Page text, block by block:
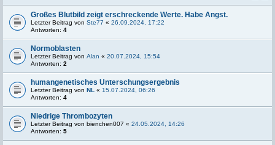
Großes Blutbild zeigt erschreckende Werte. Habe Angst.
Letzter Beitrag von Ste77 « 26.09.2024, 17:22
Antworten: 4
Normoblasten
Letzter Beitrag von Alan « 20.07.2024, 15:54
Antworten: 2
humangenetisches Unterschungsergebnis
Letzter Beitrag von NL « 15.07.2024, 06:26
Antworten: 4
Niedrige Thrombozyten
Letzter Beitrag von bienchen007 « 24.05.2024, 14:26
Antworten: 5